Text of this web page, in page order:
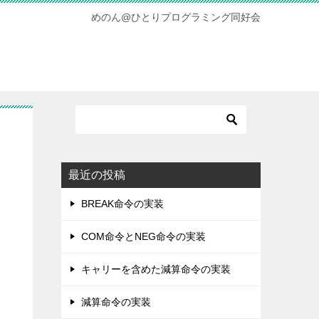
めのん@ひとりプログラミング同好会
最近の投稿
BREAK命令の実装
COM命令とNEG命令の実装
キャリーを含めた減算命令の実装
減算命令の実装